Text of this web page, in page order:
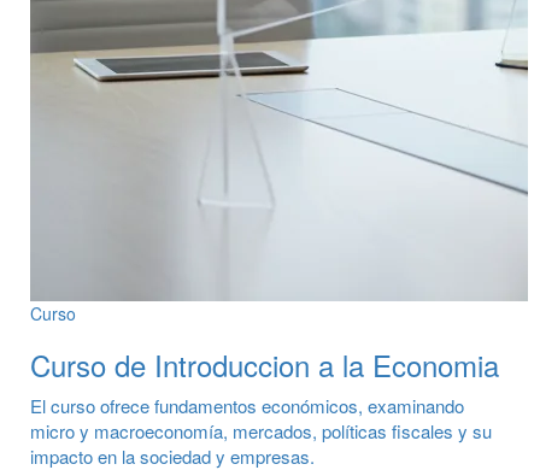
Curso
Curso de Introduccion a la Economia
El curso ofrece fundamentos económicos, examinando
micro y macroeconomía, mercados, políticas fiscales y su
impacto en la sociedad y empresas.